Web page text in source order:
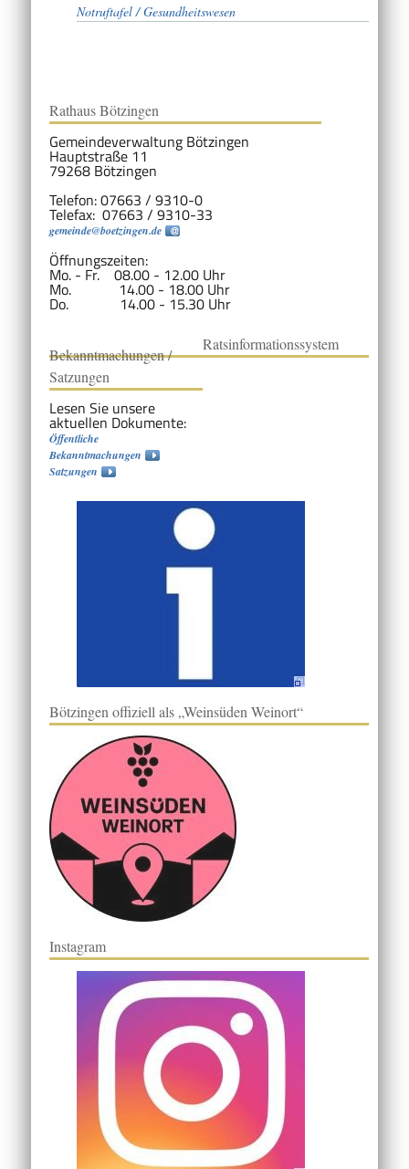
Notruftafel / Gesundheitswesen
Rathaus Bötzingen
Gemeindeverwaltung Bötzingen
Hauptstraße 11
79268 Bötzingen
Telefon: 07663 / 9310-0
Telefax: 07663 / 9310-33
gemeinde@boetzingen.de
Öffnungszeiten:
Mo. - Fr. 08.00 - 12.00 Uhr
Mo. 14.00 - 18.00 Uhr
Do. 14.00 - 15.30 Uhr
Bekanntmachungen /
Satzungen
Lesen Sie unsere
aktuellen Dokumente:
Öffentliche
Bekanntmachungen
Satzungen
Ratsinformationssystem
Bötzingen offiziell als „Weinsüden Weinort“
Instagram